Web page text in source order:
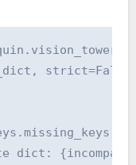
strict=False
dict: